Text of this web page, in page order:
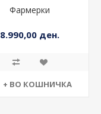
Фармерки
8.990,00 ден.
+ ВО КОШНИЧКА